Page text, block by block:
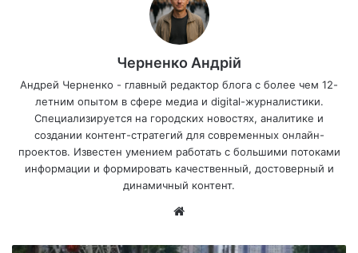
Черненко Андрій
Андрей Черненко - главный редактор блога с более чем 12-
летним опытом в сфере медиа и digital-журналистики.
Специализируется на городских новостях, аналитике и
создании контент-стратегий для современных онлайн-
проектов. Известен умением работать с большими потоками
информации и формировать качественный, достоверный и
динамичный контент.